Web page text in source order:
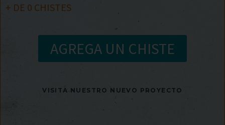
+ DE 0 CHISTES
AGREGA UN CHISTE
VISITA NUESTRO NUEVO PROYECTO